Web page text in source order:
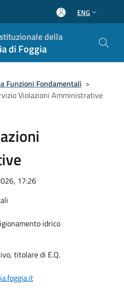
ENG
della
di Foggia
Funzioni Fondamentali >
Violazioni Amministrative
17:26
idrico
titolare di E.Q.